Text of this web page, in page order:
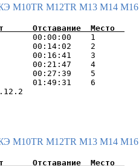
М10TR М12TR М13 М14 М16
00:00:00    1
00:14:02    2
00:16:41    3
00:21:47    4
00:27:39    5
01:49:31    6
М10TR М12TR М13 М14 М16